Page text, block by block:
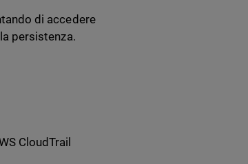
di accedere
persistenza.
CloudTrail